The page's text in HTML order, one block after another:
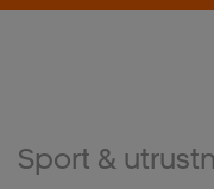
Sport &